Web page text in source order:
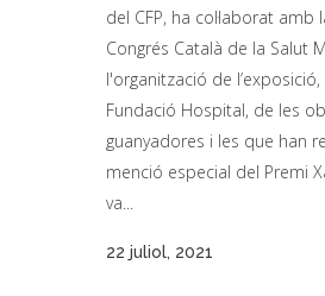
del CFP, ha col·laborat amb
Congrés Català de la Salut
l'organització de
Fundació Hospital, de les
guanyadores i les que han
menció especial del Premi
va...
22 juliol, 2021